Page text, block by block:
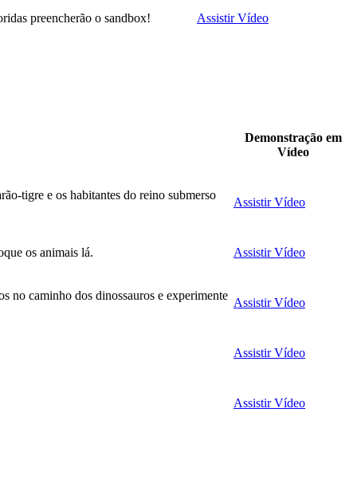
preencherão o sandbox! Assistir Vídeo
Demonstração em
Vídeo
tigre e os habitantes do reino submerso
Assistir Vídeo
os animais lá. Assistir Vídeo
no caminho dos dinossauros e experimente
Assistir Vídeo
Assistir Vídeo
Assistir Vídeo